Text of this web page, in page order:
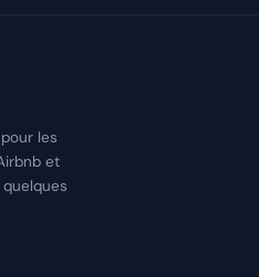
les
et